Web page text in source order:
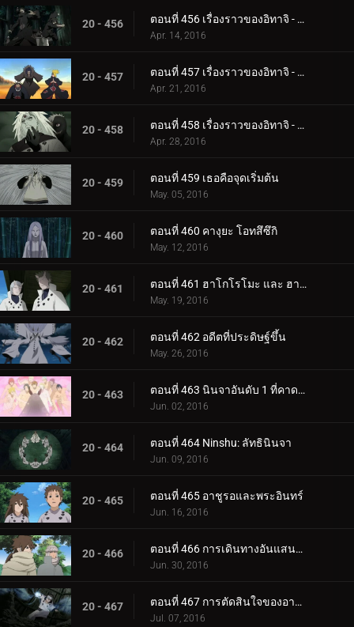
20 - 456 ตอนที่ 456 เรื่องราวของอิทาจิ - แสงสว่างและความมืด: ความมืดของแสงอุษา
Apr. 14, 2016
20 - 457 ตอนที่ 457 เรื่องราวของอิทาจิ - แสงสว่างและความมืด: คู่หู
Apr. 21, 2016
20 - 458 ตอนที่ 458 เรื่องราวของอิทาจิ - แสงสว่างและความมืด: ความจริง
Apr. 28, 2016
20 - 459 ตอนที่ 459 เธอคือจุดเริ่มต้น
May. 05, 2016
20 - 460 ตอนที่ 460 คางุยะ โอทสึซึกิ
May. 12, 2016
20 - 461 ตอนที่ 461 ฮาโกโรโมะ และ ฮามูระ
May. 19, 2016
20 - 462 ตอนที่ 462 อดีตที่ประดิษฐ์ขึ้น
May. 26, 2016
20 - 463 ตอนที่ 463 นินจาอันดับ 1 ที่คาดเดาไม่ได้มากที่สุด
Jun. 02, 2016
20 - 464 ตอนที่ 464 Ninshu: ลัทธินินจา
Jun. 09, 2016
20 - 465 ตอนที่ 465 อาชูรอและพระอินทร์
Jun. 16, 2016
20 - 466 ตอนที่ 466 การเดินทางอันแสนวุ่นวาย
Jun. 30, 2016
20 - 467 ตอนที่ 467 การตัดสินใจของอาชูรอ
Jul. 07, 2016